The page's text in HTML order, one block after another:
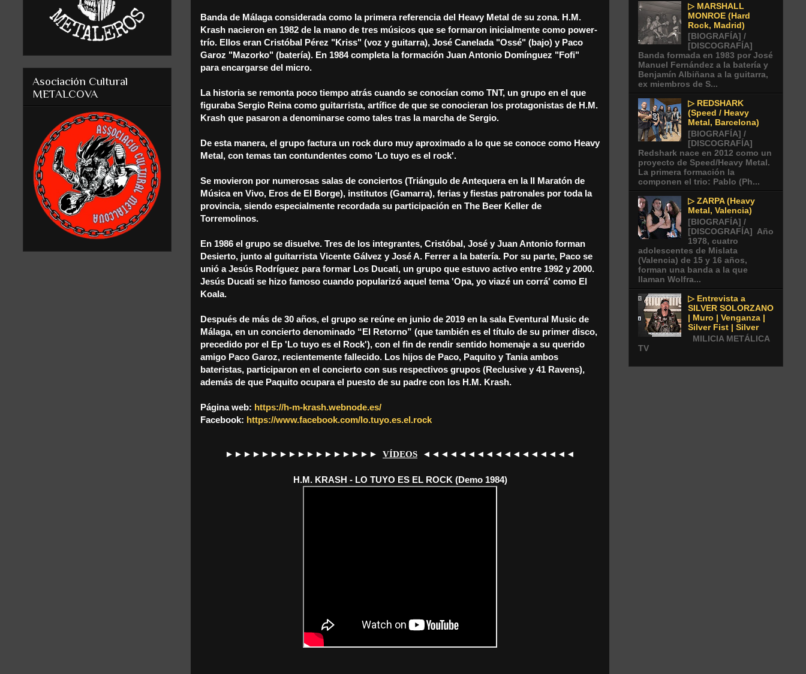
Banda de Málaga considerada como la primera referencia del Heavy Metal de su zona. H.M.
Krash nacieron en 1982 de la mano de tres músicos que se formaron inicialmente como power-
trío. Ellos eran Cristóbal Pérez "Kriss" (voz y guitarra), José Canelada "Ossé" (bajo) y Paco
Garoz "Mazorko" (batería). En 1984 completa la formación Juan Antonio Domínguez "Fofi"
para encargarse del micro.
La historia se remonta poco tiempo atrás cuando se conocían como TNT, un grupo en el que
figuraba Sergio Reina como guitarrista, artífice de que se conocieran los protagonistas de H.M.
Krash que pasaron a denominarse como tales tras la marcha de Sergio.
De esta manera, el grupo factura un rock duro muy aproximado a lo que se conoce como Heavy
Metal, con temas tan contundentes como 'Lo tuyo es el rock'.
Se movieron por numerosas salas de conciertos (Triángulo de Antequera en la II Maratón de
Música en Vivo, Eros de El Borge), institutos (Gamarra), ferias y fiestas patronales por toda la
provincia, siendo especialmente recordada su participación en The Beer Keller de
Torremolinos.
En 1986 el grupo se disuelve. Tres de los integrantes, Cristóbal, José y Juan Antonio forman
Desierto, junto al guitarrista Vicente Gálvez y José A. Ferrer a la batería. Por su parte, Paco se
unió a Jesús Rodríguez para formar Los Ducati, un grupo que estuvo activo entre 1992 y 2000.
Jesús Ducati se hizo famoso cuando popularizó aquel tema 'Opa, yo viazé un corrá' como El
Koala.
Después de más de 30 años, el grupo se reúne en junio de 2019 en la sala Eventural Music de
Málaga, en un concierto denominado “El Retorno” (que también es el título de su primer disco,
precedido por el Ep 'Lo tuyo es el Rock'), con el fin de rendir sentido homenaje a su querido
amigo Paco Garoz, recientemente fallecido. Los hijos de Paco, Paquito y Tania ambos
bateristas, participaron en el concierto con sus respectivos grupos (Reclusive y 41 Ravens),
además de que Paquito ocupara el puesto de su padre con los H.M. Krash.
Página web: https://h-m-krash.webnode.es/
Facebook: https://www.facebook.com/lo.tuyo.es.el.rock
►►►►►►►►►►►►►►►►► VÍDEOS ◄◄◄◄◄◄◄◄◄◄◄◄◄◄◄◄◄
H.M. KRASH - LO TUYO ES EL ROCK (Demo 1984)
Asociación Cultural
METALCOVA
▷ MARSHALL
MONROE (Hard
Rock, Madrid)
[BIOGRAFÍA] /
[DISCOGRAFÍA]
Banda formada en 1983 por José
Manuel Fernández a la batería y
Benjamín Albiñana a la guitarra,
ex miembros de S...
▷ REDSHARK
(Speed / Heavy
Metal, Barcelona)
[BIOGRAFÍA] /
[DISCOGRAFÍA]
Redshark nace en 2012 como un
proyecto de Speed/Heavy Metal.
La primera formación la
componen el trio: Pablo (Ph...
▷ ZARPA (Heavy
Metal, Valencia)
[BIOGRAFÍA] /
[DISCOGRAFÍA] Año
1978, cuatro
adolescentes de Mislata
(Valencia) de 15 y 16 años,
forman una banda a la que
llaman Wolfra...
▷ Entrevista a
SILVER SOLORZANO
| Muro | Venganza |
Silver Fist | Silver
MILICIA METÁLICA
TV